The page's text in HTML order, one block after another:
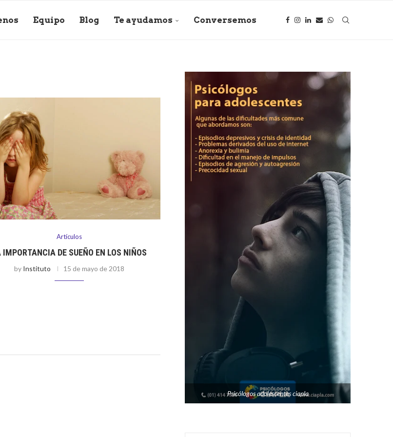
Equipo Blog Te ayudamos Conversemos
Artículos
IMPORTANCIA DE SUEÑO EN LOS NIÑOS
by Instituto 15 de mayo de 2018
Psicólogos adolescentes ciapla